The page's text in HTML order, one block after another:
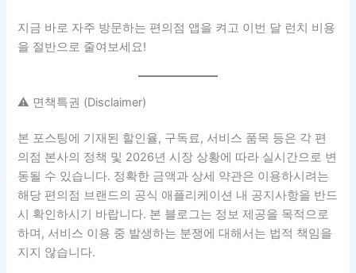
지금 바로 자주 방문하는 편의점 앱을 켜고 이번 달 런치 비용
을 절반으로 줄여보세요!
⚠️ 면책특권 (Disclaimer)
본 포스팅에 기재된 할인율, 구독료, 서비스 품목 등은 각 편
의점 본사의 정책 및 2026년 시장 상황에 따라 실시간으로 변
동될 수 있습니다. 정확한 금액과 상세 약관은 이용하시려는
해당 편의점 브랜드의 공식 애플리케이션 내 공지사항을 반드
시 확인하시기 바랍니다. 본 블로그는 정보 제공을 목적으로
하며, 서비스 이용 중 발생하는 분쟁에 대해서는 법적 책임을
지지 않습니다.